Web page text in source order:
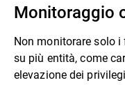
Monitoraggio
Non monitorare solo
su più entità, come
elevazione dei